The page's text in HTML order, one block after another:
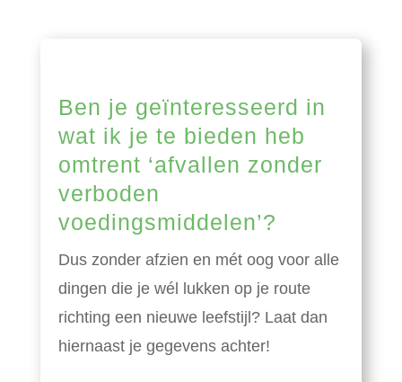
Ben je geïnteresseerd in
wat ik je te bieden heb
omtrent ‘afvallen zonder
verboden
voedingsmiddelen’?
Dus zonder afzien en mét oog voor alle
dingen die je wél lukken op je route
richting een nieuwe leefstijl? Laat dan
hiernaast je gegevens achter!